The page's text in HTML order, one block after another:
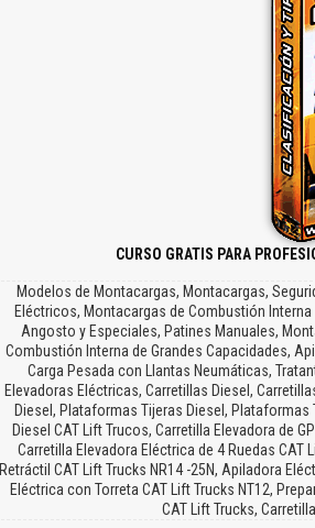
CURSO GRATIS PARA
Modelos de Montacargas, Montacargas,
Eléctricos, Montacargas de Combustión
Angosto y Especiales, Patines Manuales,
Combustión Interna de Grandes Capacidades,
Carga Pesada con Llantas Neumáticas,
Elevadoras Eléctricas, Carretillas Diesel,
Diesel, Plataformas Tijeras Diesel,
Diesel CAT Lift Trucos, Carretilla Elevadora de
Carretilla Elevadora Eléctrica de 4 Ruedas CAT
Retráctil CAT Lift Trucks NR14 -25N, Apiladora
Eléctrica con Torreta CAT Lift Trucks NT12,
CAT Lift Trucks,